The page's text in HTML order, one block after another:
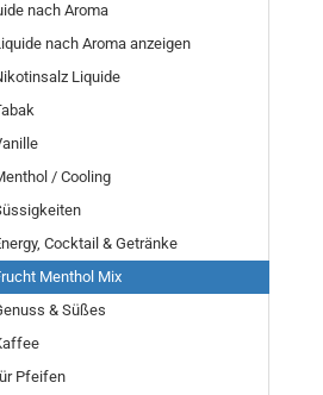
nach Aroma
nach Aroma anzeigen
Liquide
/ Cooling
Cocktail & Getränke
Menthol Mix
& Süßes
Pfeifen